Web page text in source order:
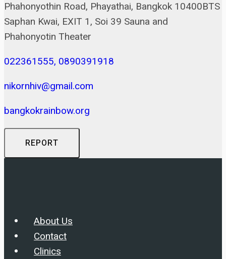
Phahonyothin Road, Phayathai, Bangkok 10400BTS
Saphan Kwai, EXIT 1, Soi 39 Sauna and
Phahonyotin Theater
022361555, 0890391918
nikornhiv@gmail.com
bangkokrainbow.org
REPORT
About Us
Contact
Clinics